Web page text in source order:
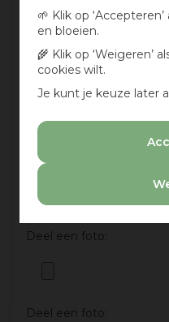
🌱 Klik op
en bloeien.
🌾 Klik op ‘Weigeren’
cookies wilt.
Je kunt je keuze later
Aan te bevelen?
Nee
Deel een foto:
Deel een foto: